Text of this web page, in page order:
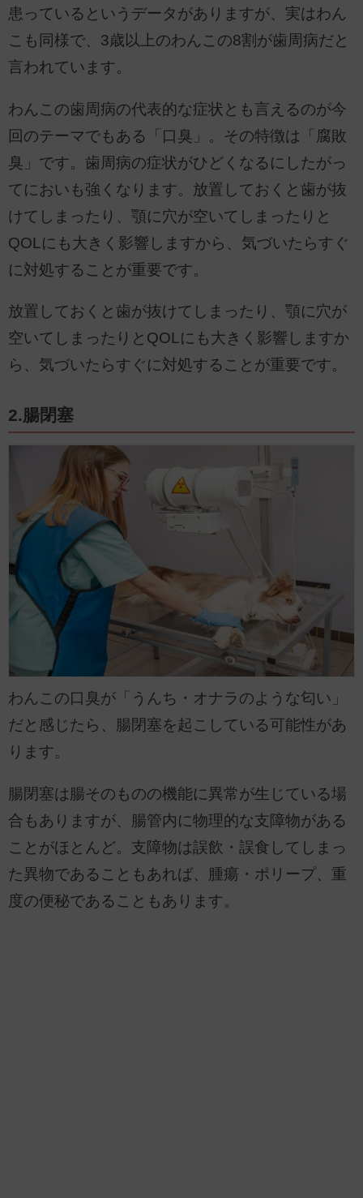
患っているというデータがありますが、実はわん
こも同様で、3歳以上のわんこの8割が歯周病だと
言われています。
わんこの歯周病の代表的な症状とも言えるのが今
回のテーマでもある「口臭」。その特徴は「腐敗
臭」です。歯周病の症状がひどくなるにしたがっ
てにおいも強くなります。放置しておくと歯が抜
けてしまったり、顎に穴が空いてしまったりと
QOLにも大きく影響しますから、気づいたらすぐ
に対処することが重要です。
放置しておくと歯が抜けてしまったり、顎に穴が
空いてしまったりとQOLにも大きく影響しますか
ら、気づいたらすぐに対処することが重要です。
2.腸閉塞
わんこの口臭が「うんち・オナラのような匂い」
だと感じたら、腸閉塞を起こしている可能性があ
ります。
腸閉塞は腸そのものの機能に異常が生じている場
合もありますが、腸管内に物理的な支障物がある
ことがほとんど。支障物は誤飲・誤食してしまっ
た異物であることもあれば、腫瘍・ポリープ、重
度の便秘であることもあります。